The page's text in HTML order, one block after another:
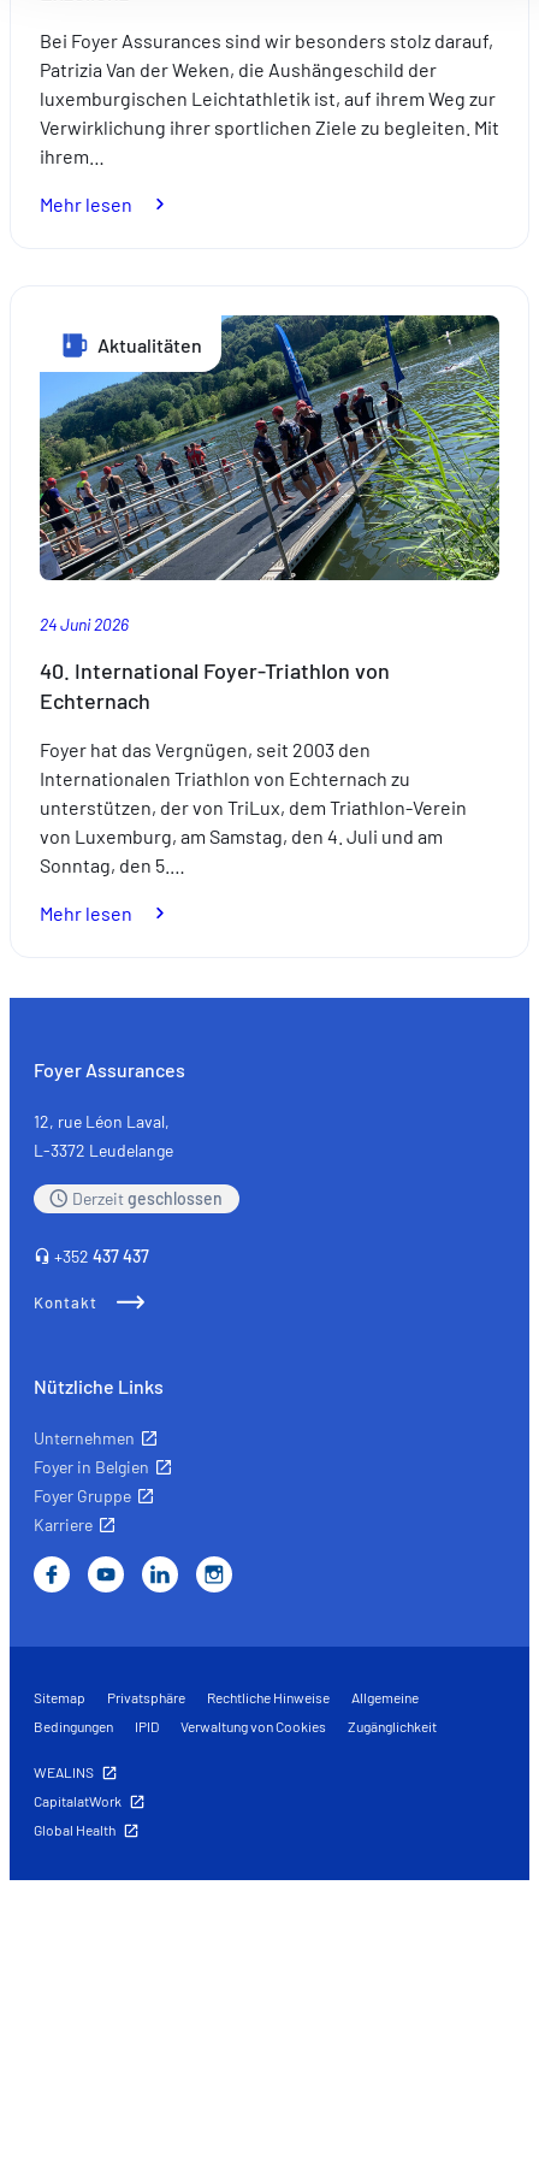
comprenant comment vous arrivez sur notre site.
Proposer des offres et services personnalisés et en
les performances. Partager des informations avec les
sociaux utilisés et vous permettre de visualiser du contenu
hébergé sur un site externe.
Bei Foyer Assurances sind wir besonders stolz darauf,
Patrizia Van der Weken, die Aushängeschild der
luxemburgischen Leichtathletik ist, auf ihrem Weg zur
Verwirklichung ihrer sportlichen Ziele zu begleiten. Mit
ihrem…
Mehr lesen
Seite
von
Patrizia
Van
der
Weken:
Eine
Partnerschaft
im
Exzellenz
Aktualitäten
24 Juni 2026
40. International Foyer-Triathlon von
Echternach
Foyer hat das Vergnügen, seit 2003 den
Internationalen Triathlon von Echternach zu
unterstützen, der von TriLux, dem Triathlon-Verein
von Luxemburg, am Samstag, den 4. Juli und am
Sonntag, den 5.…
Mehr lesen
Foyer-
Foyer Assurances
12, rue Léon Laval,
L-3372 Leudelange
Derzeitgeschlossen
+352 437 437
Kontakt
Nützliche Links
Unternehmen
Foyer in Belgien
Foyer Gruppe
Karriere
Sitemap Privatsphäre Rechtliche Hinweise
Allgemeine
Bedingungen
IPID Verwaltung von Cookies Zugänglichkeit
WEALINS
CapitalatWork
Global Health